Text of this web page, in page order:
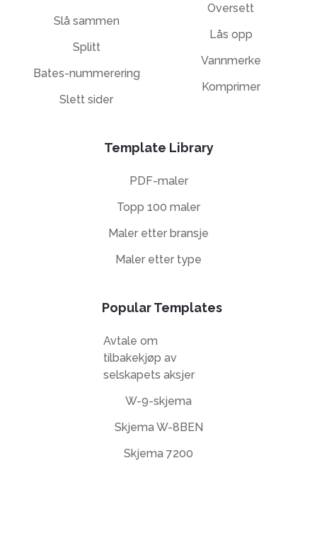
Slå sammen
Splitt
Bates-nummerering
Slett sider
Oversett
Lås opp
Vannmerke
Komprimer
Template Library
PDF-maler
Topp 100 maler
Maler etter bransje
Maler etter type
Popular Templates
Avtale om
tilbakekjøp av
selskapets aksjer
W-9-skjema
Skjema W-8BEN
Skjema 7200